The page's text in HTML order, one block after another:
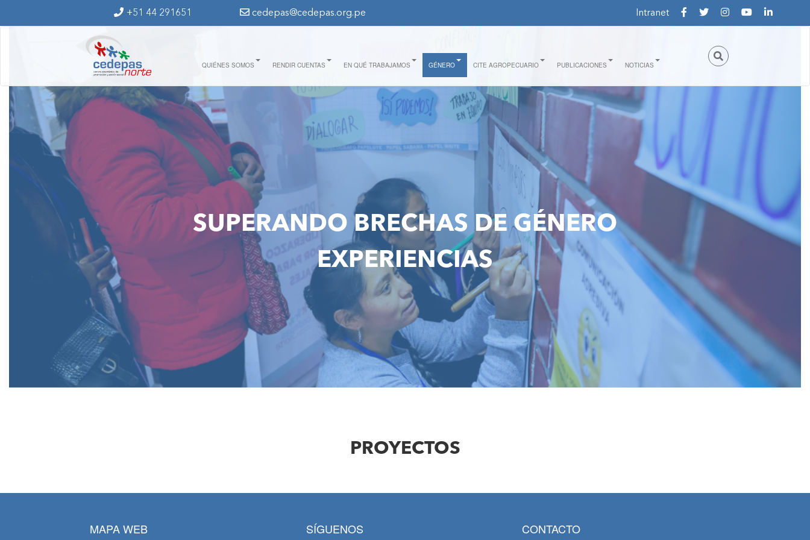
+51 44 291651 cedepas@cedepas.org.pe Intranet
QUIÉNES SOMOS RENDIR CUENTAS EN QUÉ TRABAJAMOS GÉNERO CITE AGROPECUARIO PUBLICACIONES NOTICIAS
SUPERANDO BRECHAS DE GÉNERO
EXPERIENCIAS
PROYECTOS
MAPA WEB SÍGUENOS CONTACTO